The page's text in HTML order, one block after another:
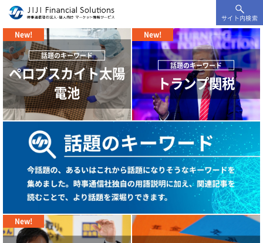
サイト内検索
ペロブスカイト太陽
電池
トランプ関税